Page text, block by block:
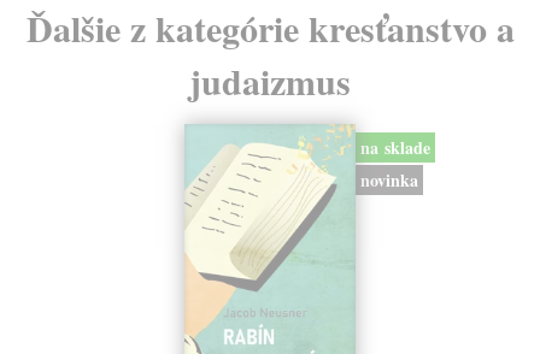
Ďalšie z kategórie kresťanstvo a
judaizmus
na sklade
novinka